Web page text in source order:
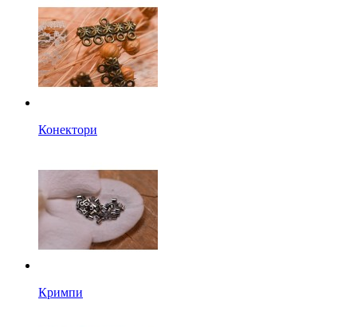
Конектори
Кримпи